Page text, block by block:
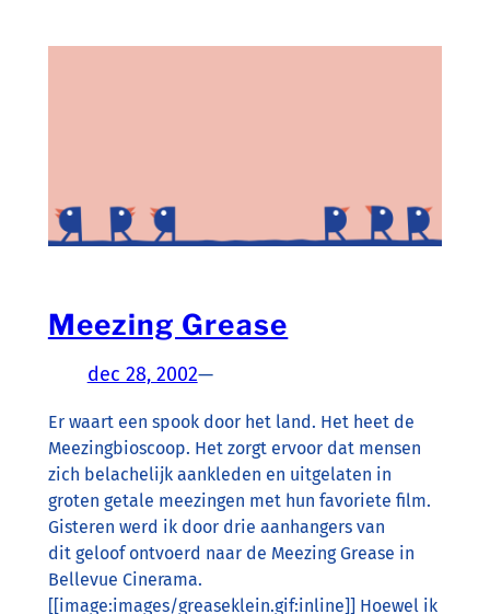
Meezing Grease
dec 28, 2002—
Er waart een spook door het land. Het heet de
Meezingbioscoop. Het zorgt ervoor dat mensen
zich belachelijk aankleden en uitgelaten in
groten getale meezingen met hun favoriete film.
Gisteren werd ik door drie aanhangers van
dit geloof ontvoerd naar de Meezing Grease in
Bellevue Cinerama.
[[image:images/greaseklein.gif:inline]] Hoewel ik